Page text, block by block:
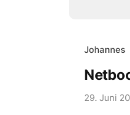
Johannes
29. Juni